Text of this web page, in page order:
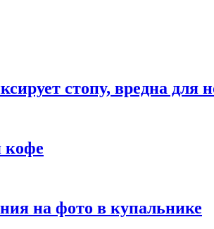
стопу, вредна для
кофе
на фото в купальнике